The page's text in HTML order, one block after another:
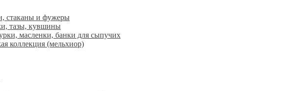
стаканы и фужеры
тазы, кувшины
масленки, банки для сыпучих
коллекция (мельхиор)